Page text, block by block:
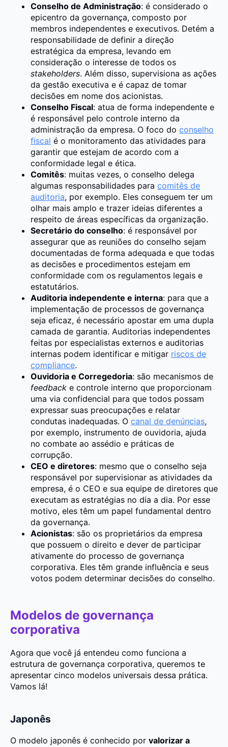
Conselho de Administração: é considerado o
epicentro da governança, composto por
membros independentes e executivos. Detém a
responsabilidade de definir a direção
estratégica da empresa, levando em
consideração o interesse de todos os
stakeholders. Além disso, supervisiona as ações
da gestão executiva e é capaz de tomar
decisões em nome dos acionistas.
Conselho Fiscal: atua de forma independente e
é responsável pelo controle interno da
administração da empresa. O foco do conselho
fiscal é o monitoramento das atividades para
garantir que estejam de acordo com a
conformidade legal e ética.
Comitês: muitas vezes, o conselho delega
algumas responsabilidades para comitês de
auditoria, por exemplo. Eles conseguem ter um
olhar mais amplo e trazer ideias diferentes a
respeito de áreas específicas da organização.
Secretário do conselho: é responsável por
assegurar que as reuniões do conselho sejam
documentadas de forma adequada e que todas
as decisões e procedimentos estejam em
conformidade com os regulamentos legais e
estatutários.
Auditoria independente e interna: para que a
implementação de processos de governança
seja eficaz, é necessário apostar em uma dupla
camada de garantia. Auditorias independentes
feitas por especialistas externos e auditorias
internas podem identificar e mitigar riscos de
compliance.
Ouvidoria e Corregedoria: são mecanismos de
feedback e controle interno que proporcionam
uma via confidencial para que todos possam
expressar suas preocupações e relatar
condutas inadequadas. O canal de denúncias,
por exemplo, instrumento de ouvidoria, ajuda
no combate ao assédio e práticas de
corrupção.
CEO e diretores: mesmo que o conselho seja
responsável por supervisionar as atividades da
empresa, é o CEO e sua equipe de diretores que
executam as estratégias no dia a dia. Por esse
motivo, eles têm um papel fundamental dentro
da governança.
Acionistas: são os proprietários da empresa
que possuem o direito e dever de participar
ativamente do processo de governança
corporativa. Eles têm grande influência e seus
votos podem determinar decisões do conselho.
Modelos de governança
corporativa
Agora que você já entendeu como funciona a
estrutura de governança corporativa, queremos te
apresentar cinco modelos universais dessa prática.
Vamos lá!
Japonês
O modelo japonês é conhecido por valorizar a